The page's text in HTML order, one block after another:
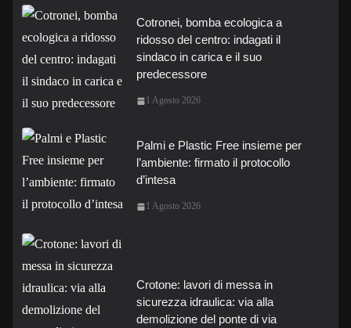
Cotronei, bomba ecologica a
ridosso del centro: indagati il
sindaco in carica e il suo
predecessore
1 Agosto 2026
Palmi e Plastic Free insieme per
l’ambiente: firmato il protocollo
d’intesa
1 Agosto 2026
Crotone: lavori di messa in
sicurezza idraulica: via alla
demolizione del ponte di via